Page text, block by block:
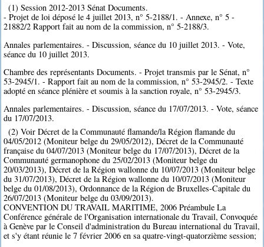
(1) Session 2012-2013 Sénat Documents.
- Projet de loi déposé le 4 juillet 2013, n° 5-2188/1. - Annexe, n° 5 -
21882/2 Rapport fait au nom de la commission, n° 5-2188/3.
Annales parlementaires. - Discussion, séance du 10 juillet 2013. - Vote,
séance du 10 juillet 2013.
Chambre des représentants Documents. - Projet transmis par le Sénat, n°
53-2945/1. - Rapport fait au nom de la commission, n° 53-2945/2. - Texte
adopté en séance plénière et soumis à la sanction royale, n° 53-2945/3.
Annales parlementaires. - Discussion, séance du 17/07/2013. - Vote, séance
du 17/07/2013.
(2) Voir Décret de la Communauté flamande/la Région flamande du
04/05/2012 (Moniteur belge du 29/05/2012), Décret de la Communauté
française du 04/07/2013 (Moniteur belge du 17/07/2013), Décret de la
Communauté germanophone du 25/02/2013 (Moniteur belge du
20/03/2013), Décret de la Région wallonne du 10/07/2013 (Moniteur belge
du 31/07/2013), Décret de la Région wallonne du 10/07/2013 (Moniteur
belge du 01/08/2013), Ordonnance de la Région de Bruxelles-Capitale du
26/07/2013 (Moniteur belge du 03/09/2013).
CONVENTION DU TRAVAIL MARITIME, 2006 Préambule La
Conférence générale de l'Organisation internationale du Travail, Convoquée
à Genève par le Conseil d'administration du Bureau international du Travail,
et s'y étant réunie le 7 février 2006 en sa quatre-vingt-quatorzième session;